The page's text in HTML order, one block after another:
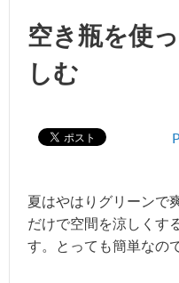
空き瓶を使
しむ
夏はやはりグリーンで
だけで空間を涼しくす
す。とっても簡単なの